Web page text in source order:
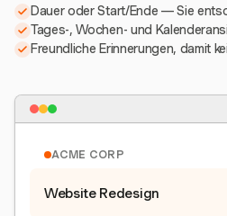
Dauer oder Start/Ende — Sie
Tages-, Wochen- und
Freundliche Erinnerungen, damit
ACME CORP
Website Redesign